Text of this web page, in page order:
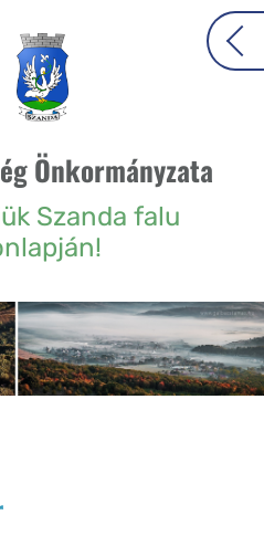
Önkormányzata
Szanda falu